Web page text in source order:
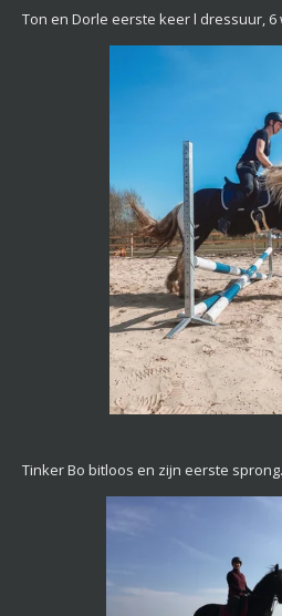
Ton en Dorle eerste keer l dressuur,
Tinker Bo bitloos en zijn eerste sprong.